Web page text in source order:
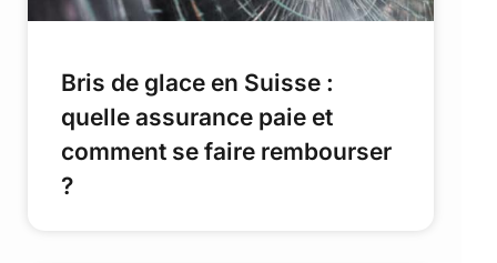
Bris de glace en Suisse :
quelle assurance paie et
comment se faire rembourser
?